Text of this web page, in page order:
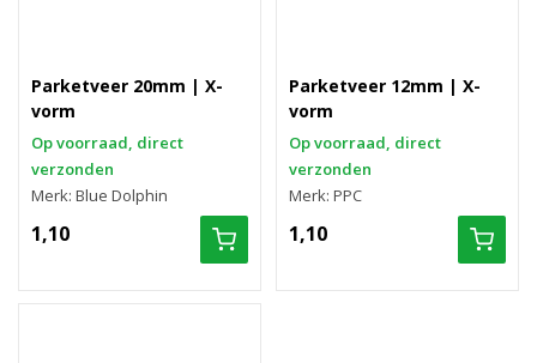
Parketveer 20mm | X-
vorm
Op voorraad, direct
verzonden
Merk: Blue Dolphin
1,10
Parketveer 12mm | X-
vorm
Op voorraad, direct
verzonden
Merk: PPC
1,10